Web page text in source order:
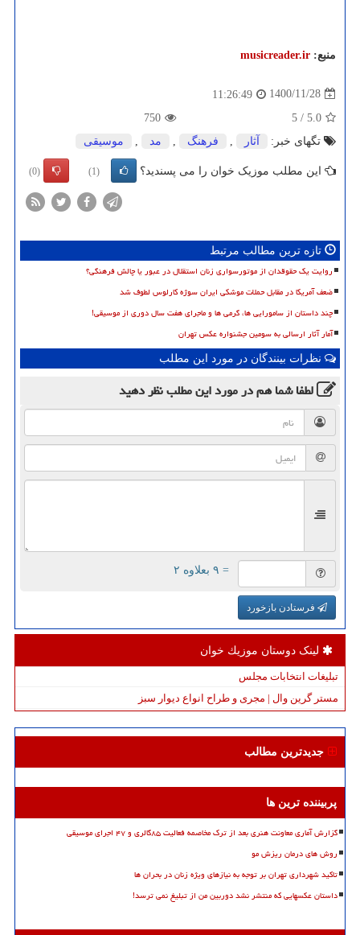
منبع: musicreader.ir
1400/11/28
11:26:49
5.0
/
5
750
تگهای خبر:
آثار , فرهنگ , مد , موسیقی
این مطلب موزیک خوان را می پسندید؟ (1)
(0)
تازه ترین مطالب مرتبط
روایت یک حقوقدان از موتورسواری زنان استقلال در عبور یا چالش فرهنگی؟
ضعف آمریکا در مقابل حملات موشکی ایران سوژه کارلوس لطوف شد
چند داستان از سامورایی ها، گرمی ها و ماجرای هفت سال دوری از موسیقی!
آمار آثار ارسالی به سومین جشنواره عکس تهران
نظرات بینندگان در مورد این مطلب
لطفا شما همدر مورد این مطلبنظر دهید
= ۹ بعلاوه ۲
فرستادن بازخورد
لینک دوستان موزیك خوان
تبلیغات انتخابات مجلس
مستر گرین وال | مجری و طراح انواع دیوار سبز
جدیدترین مطالب
پربیننده ترین ها
گزارش آماری معاونت هنری بعد از ترک مخاصمه فعالیت ۸۵گالری و ۴۷ اجرای موسیقی
روش های درمان ریزش مو
تاکید شهرداری تهران بر توجه به نیازهای ویژه زنان در بحران ها
داستان عکسهایی که منتشر نشد دوربین من از تبلیغ نمی ترسد!